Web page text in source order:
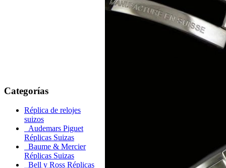
Categorías
Réplica de relojes
suizos
Audemars Piguet
Réplicas Suizas
Baume & Mercier
Réplicas Suizas
Bell y Ross Réplicas